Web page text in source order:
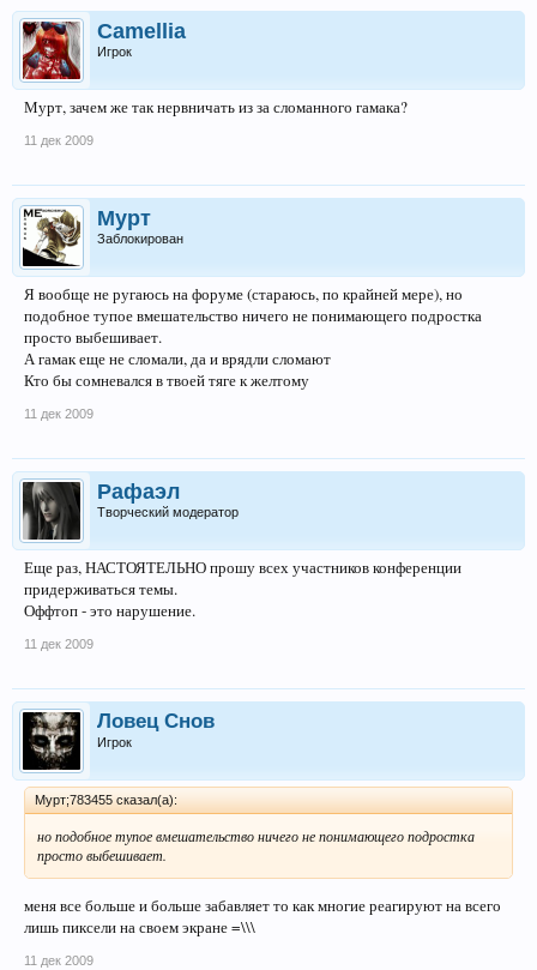
Camellia
Игрок
Мурт, зачем же так нервничать из за сломанного гамака?
11 дек 2009
Мурт
Заблокирован
Я вообще не ругаюсь на форуме (стараюсь, по крайней мере), но
подобное тупое вмешательство ничего не понимающего подростка
просто выбешивает.
А гамак еще не сломали, да и врядли сломают
Кто бы сомневался в твоей тяге к желтому
11 дек 2009
Рафаэл
Творческий модератор
Еще раз, НАСТОЯТЕЛЬНО прошу всех участников конференции
придерживаться темы.
Оффтоп - это нарушение.
11 дек 2009
Ловец Снов
Игрок
Мурт;783455 сказал(а):
но подобное тупое вмешательство ничего не понимающего подростка
просто выбешивает.
меня все больше и больше забавляет то как многие реагируют на всего
лишь пиксели на своем экране =\\\
11 дек 2009